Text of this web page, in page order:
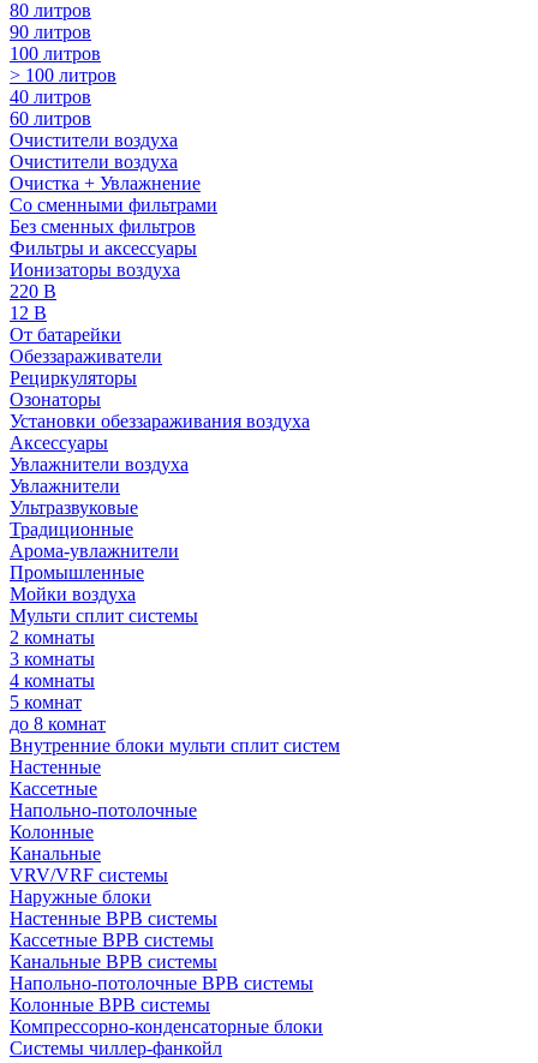
80 литров
90 литров
100 литров
> 100 литров
40 литров
60 литров
Очистители воздуха
Очистители воздуха
Очистка + Увлажнение
Cо сменными фильтрами
Без сменных фильтров
Фильтры и аксессуары
Ионизаторы воздуха
220 В
12 В
От батарейки
Обеззараживатели
Рециркуляторы
Озонаторы
Установки обеззараживания воздуха
Аксессуары
Увлажнители воздуха
Увлажнители
Ультразвуковые
Традиционные
Арома-увлажнители
Промышленные
Мойки воздуха
Мульти сплит системы
2 комнаты
3 комнаты
4 комнаты
5 комнат
до 8 комнат
Внутренние блоки мульти сплит систем
Настенные
Кассетные
Напольно-потолочные
Колонные
Канальные
VRV/VRF системы
Наружные блоки
Настенные ВРВ системы
Кассетные ВРВ системы
Канальные ВРВ системы
Напольно-потолочные ВРВ системы
Колонные ВРВ системы
Компрессорно-конденсаторные блоки
Системы чиллер-фанкойл